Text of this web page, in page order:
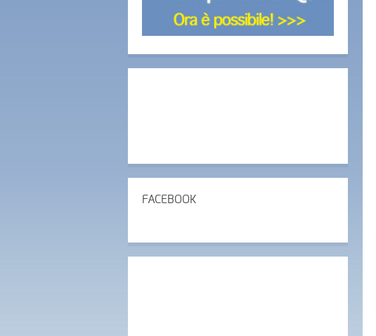
FACEBOOK